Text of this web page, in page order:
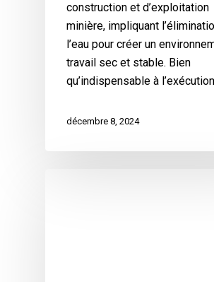
construction et d’exploitation
minière, impliquant
l’eau pour créer un
travail sec et stable. Bien
qu’indispensable à
décembre 8, 2024